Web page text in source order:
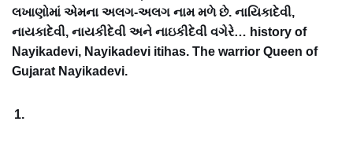
લખાણોમાં એમના અલગ-અલગ નામ મળે છે. નાયિકાદેવી,
નાયકાદેવી, નાયકીદેવી અને નાઇકીદેવી વગેરે… history of
Nayikadevi, Nayikadevi itihas. The warrior Queen of
Gujarat Nayikadevi.